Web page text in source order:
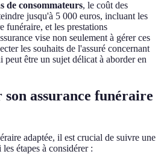
de consommateurs, le coût des
jusqu'à 5 000 euros, incluant les
funéraire, et les prestations
vise non seulement à gérer ces
les souhaits de l'assuré concernant
peut être un sujet délicat à aborder en
assurance funéraire
adaptée, il est crucial de suivre une
étapes à considérer :